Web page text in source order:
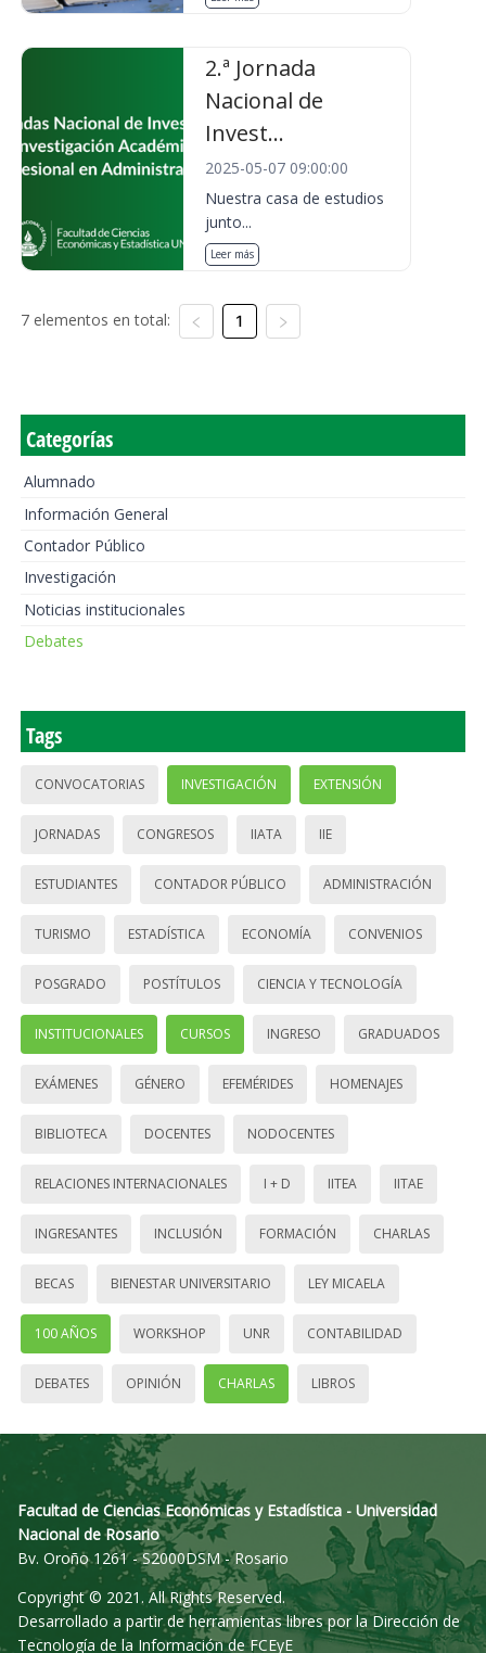
2.ª Jornada
Nacional de
Invest...
2025-05-07 09:00:00
Nuestra casa de estudios
junto...
Leer más
7 elementos en total: 1
Categorías
Alumnado
Información General
Contador Público
Investigación
Noticias institucionales
Debates
Tags
CONVOCATORIAS INVESTIGACIÓN EXTENSIÓN
JORNADAS CONGRESOS IIATA IIE
ESTUDIANTES CONTADOR PÚBLICO ADMINISTRACIÓN
TURISMO ESTADÍSTICA ECONOMÍA CONVENIOS
POSGRADO POSTÍTULOS CIENCIA Y TECNOLOGÍA
INSTITUCIONALES CURSOS INGRESO GRADUADOS
EXÁMENES GÉNERO EFEMÉRIDES HOMENAJES
BIBLIOTECA DOCENTES NODOCENTES
RELACIONES INTERNACIONALES I + D IITEA IITAE
INGRESANTES INCLUSIÓN FORMACIÓN CHARLAS
BECAS BIENESTAR UNIVERSITARIO LEY MICAELA
100 AÑOS WORKSHOP UNR CONTABILIDAD
DEBATES OPINIÓN CHARLAS LIBROS
Facultad de Ciencias Económicas y Estadística - Universidad
Nacional de Rosario
Bv. Oroño 1261 - S2000DSM - Rosario
Copyright © 2021. All Rights Reserved.
Desarrollado a partir de herramientas libres por la Dirección de
Tecnología de la Información de FCEyE